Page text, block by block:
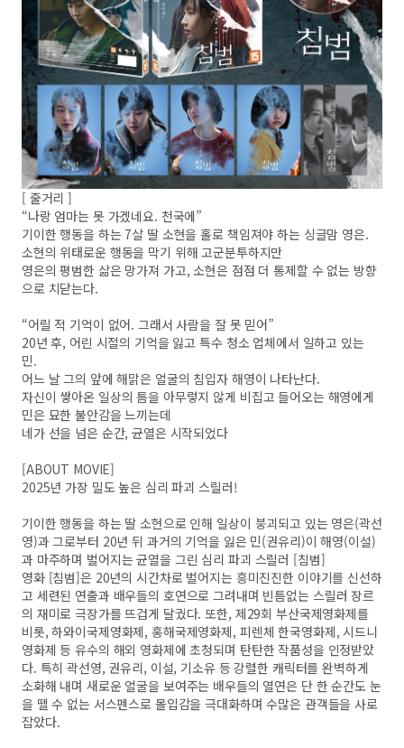
[ 줄거리 ]
“나랑 엄마는 못 가겠네요. 천국에”
기이한 행동을 하는 7살 딸 소현을 홀로 책임져야 하는 싱글맘 영은.
소현의 위태로운 행동을 막기 위해 고군분투하지만
영은의 평범한 삶은 망가져 가고, 소현은 점점 더 통제할 수 없는 방향
으로 치닫는다.
“어릴 적 기억이 없어. 그래서 사람을 잘 못 믿어”
20년 후, 어린 시절의 기억을 잃고 특수 청소 업체에서 일하고 있는
민.
어느 날 그의 앞에 해맑은 얼굴의 침입자 해영이 나타난다.
자신이 쌓아온 일상의 틈을 아무렇지 않게 비집고 들어오는 해영에게
민은 묘한 불안감을 느끼는데
네가 선을 넘은 순간, 균열은 시작되었다
[ABOUT MOVIE]
2025년 가장 밀도 높은 심리 파괴 스릴러!
기이한 행동을 하는 딸 소현으로 인해 일상이 붕괴되고 있는 영은(곽선
영)과 그로부터 20년 뒤 과거의 기억을 잃은 민(권유리)이 해영(이설)
과 마주하며 벌어지는 균열을 그린 심리 파괴 스릴러 [침범]
영화 [침범]은 20년의 시간차로 벌어지는 흥미진진한 이야기를 신선하
고 세련된 연출과 배우들의 호연으로 그려내며 빈틈없는 스릴러 장르
의 재미로 극장가를 뜨겁게 달궜다. 또한, 제29회 부산국제영화제를
비롯, 하와이국제영화제, 홍해국제영화제, 피렌체 한국영화제, 시드니
영화제 등 유수의 해외 영화제에 초청되며 탄탄한 작품성을 인정받았
다. 특히 곽선영, 권유리, 이설, 기소유 등 강렬한 캐릭터를 완벽하게
소화해 내며 새로운 얼굴을 보여주는 배우들의 열연은 단 한 순간도 눈
을 뗄 수 없는 서스펜스로 몰입감을 극대화하며 수많은 관객들을 사로
잡았다.